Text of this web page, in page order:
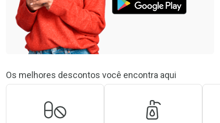
Os melhores descontos você encontra aqui